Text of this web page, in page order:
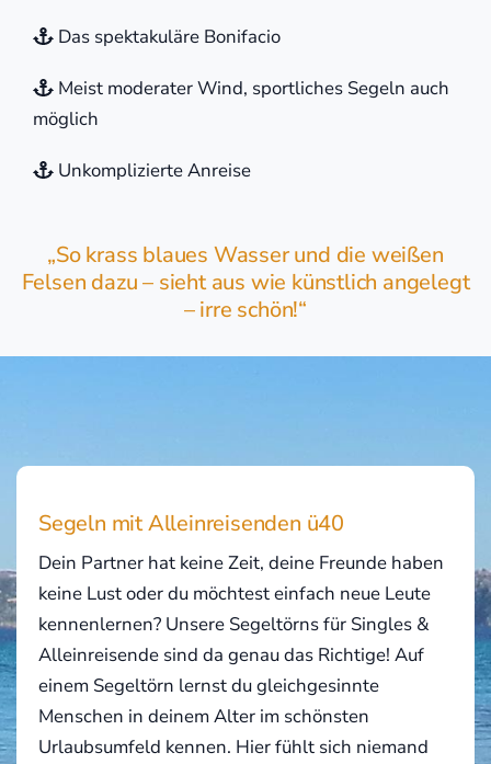
Das spektakuläre Bonifacio
Meist moderater Wind, sportliches Segeln auch
möglich
Unkomplizierte Anreise
„So krass blaues Wasser und die weißen
Felsen dazu – sieht aus wie künstlich angelegt
– irre schön!“
Segeln mit Alleinreisenden ü40
Dein Partner hat keine Zeit, deine Freunde haben
keine Lust oder du möchtest einfach neue Leute
kennenlernen? Unsere Segeltörns für Singles &
Alleinreisende sind da genau das Richtige! Auf
einem Segeltörn lernst du gleichgesinnte
Menschen in deinem Alter im schönsten
Urlaubsumfeld kennen. Hier fühlt sich niemand